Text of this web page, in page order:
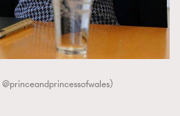
）